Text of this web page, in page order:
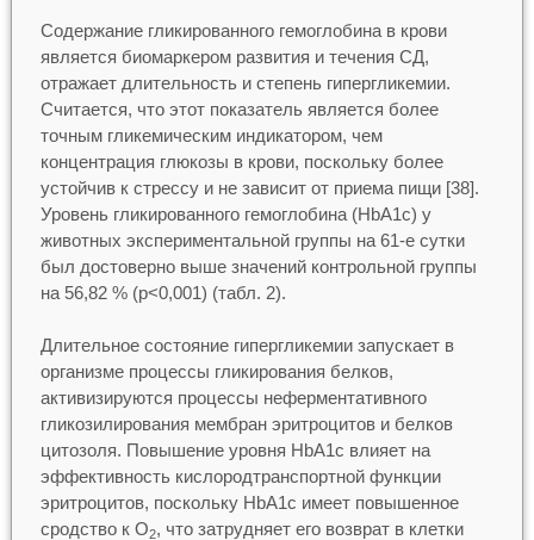
Содержание гликированного гемоглобина в крови
является биомаркером развития и течения СД,
отражает длительность и степень гипергликемии.
Считается, что этот показатель является более
точным гликемическим индикатором, чем
концентрация глюкозы в крови, поскольку более
устойчив к стрессу и не зависит от приема пищи [38].
Уровень гликированного гемоглобина (HbA1c) у
животных экспериментальной группы на 61-е сутки
был достоверно выше значений контрольной группы
на 56,82 % (p<0,001) (табл. 2).
Длительное состояние гипергликемии запускает в
организме процессы гликирования белков,
активизируются процессы неферментативного
гликозилирования мембран эритроцитов и белков
цитозоля. Повышение уровня HbA1c влияет на
эффективность кислородтранспортной функции
эритроцитов, поскольку HbA1c имеет повышенное
сродство к O2, что затрудняет его возврат в клетки